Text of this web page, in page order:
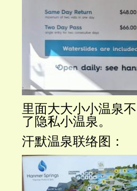
里面大大小小温泉
了隐私小温泉。
汗默温泉联络图：